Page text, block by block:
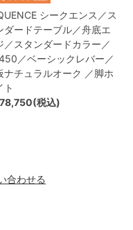
シークエンス／ス
ダードテーブル／舟底エ
／スタンダードカラー／
／ベーシックレバー／
ナチュラルオーク ／脚ホ
ト
税込)
合わせる